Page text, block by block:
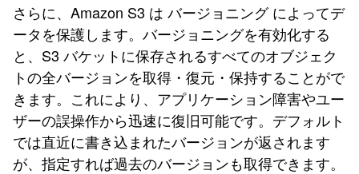
さらに、Amazon S3 は バージョニング によってデ
ータを保護します。バージョニングを有効化する
と、S3 バケットに保存されるすべてのオブジェク
トの全バージョンを取得・復元・保持することがで
きます。これにより、アプリケーション障害やユー
ザーの誤操作から迅速に復旧可能です。デフォルト
では直近に書き込まれたバージョンが返されます
が、指定すれば過去のバージョンも取得できます。